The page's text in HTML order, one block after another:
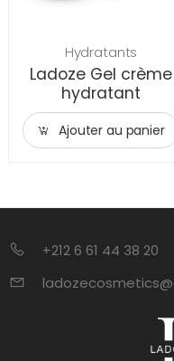
Hydratants
Ladoze Gel crème
hydratant
Ajouter au panier
+212 6 61 44 38 20